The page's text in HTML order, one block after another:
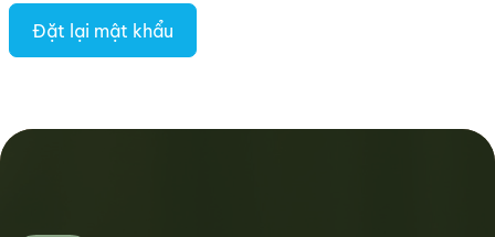
Đặt lại mật khẩu